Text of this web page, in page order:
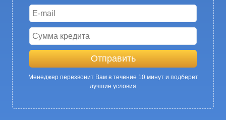
Менеджер перезвонит Вам в течение 10 минут и подберет
лучшие условия